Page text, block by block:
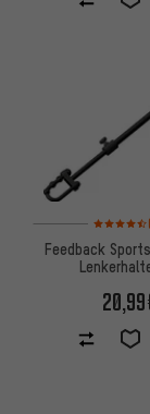
Feedback